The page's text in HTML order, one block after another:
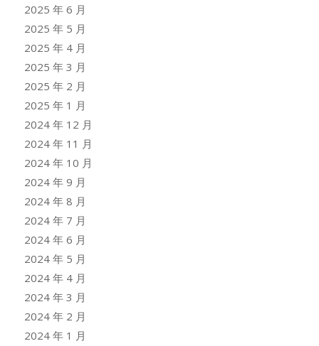
2025 年 6 月
2025 年 5 月
2025 年 4 月
2025 年 3 月
2025 年 2 月
2025 年 1 月
2024 年 12 月
2024 年 11 月
2024 年 10 月
2024 年 9 月
2024 年 8 月
2024 年 7 月
2024 年 6 月
2024 年 5 月
2024 年 4 月
2024 年 3 月
2024 年 2 月
2024 年 1 月